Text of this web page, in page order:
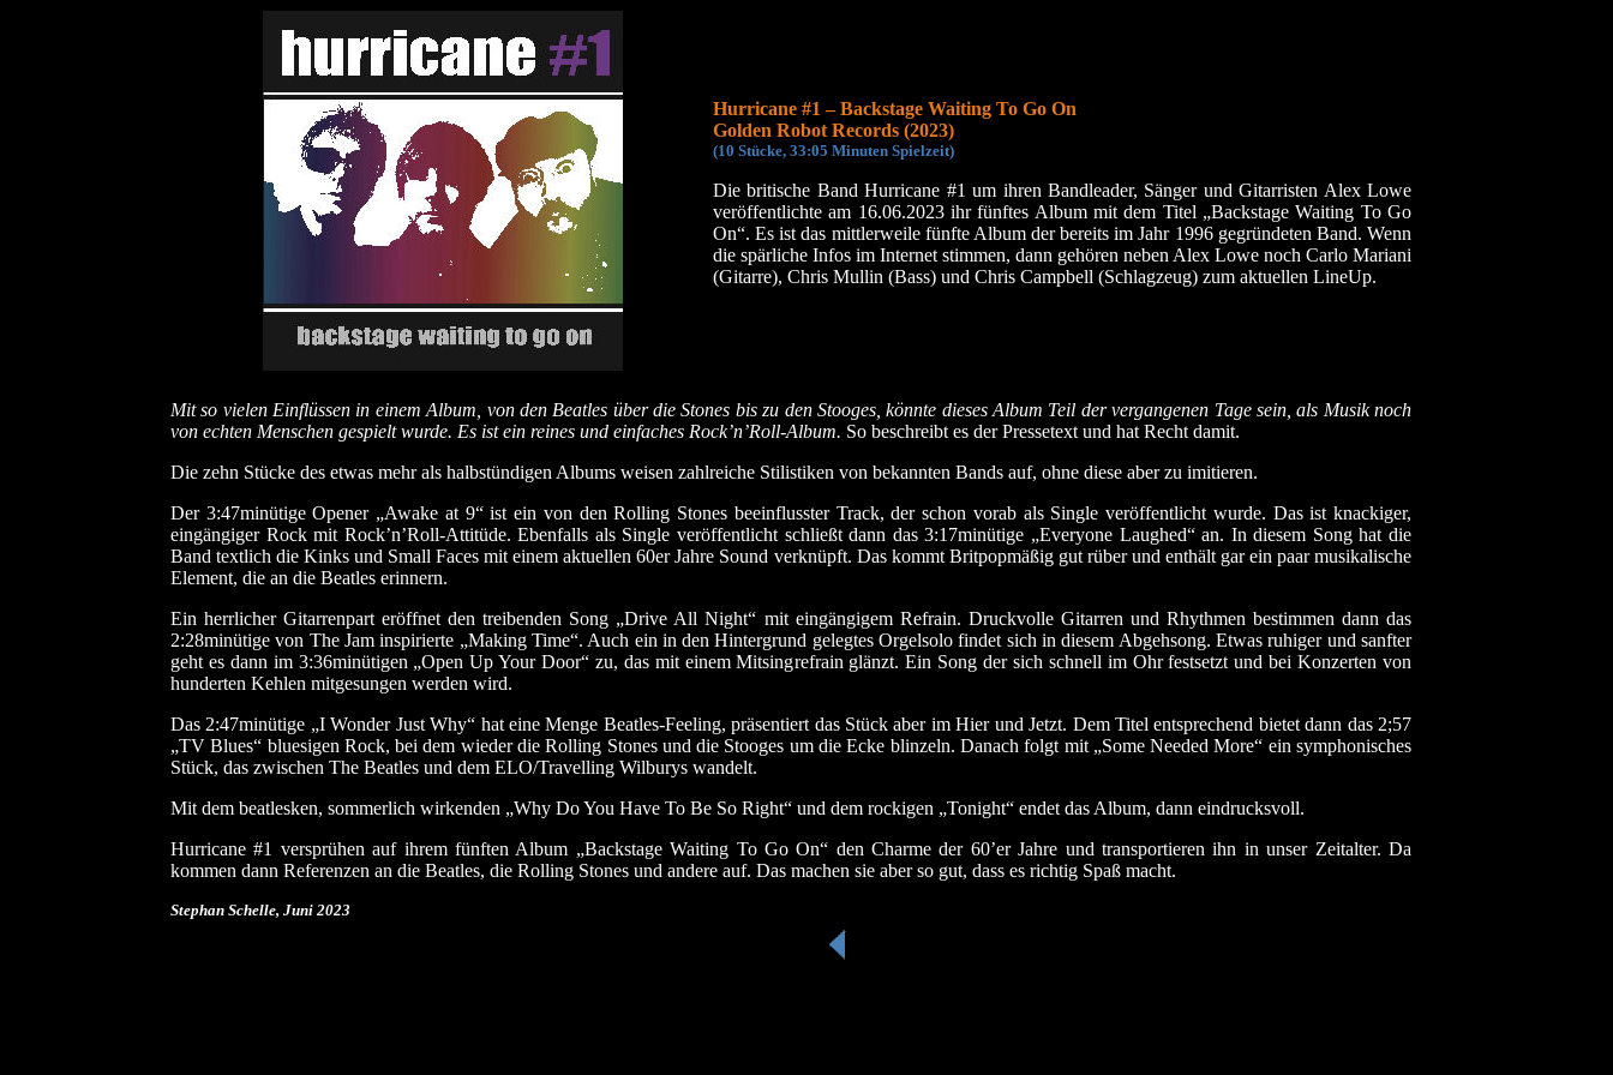
Hurricane #1 – Backstage Waiting To Go On
Golden Robot Records (2023)
(10 Stücke, 33:05 Minuten Spielzeit)
Die britische Band Hurricane #1 um ihren Bandleader, Sänger und Gitarristen Alex Lowe
veröffentlichte am 16.06.2023 ihr fünftes Album mit dem Titel „Backstage Waiting To Go
On“. Es ist das mittlerweile fünfte Album der bereits im Jahr 1996 gegründeten Band. Wenn
die spärliche Infos im Internet stimmen, dann gehören neben Alex Lowe noch Carlo Mariani
(Gitarre), Chris Mullin (Bass) und Chris Campbell (Schlagzeug) zum aktuellen LineUp.
Mit so vielen Einflüssen in einem Album, von den Beatles über die Stones bis zu den Stooges, könnte dieses Album Teil der vergangenen Tage sein, als Musik noch
von echten Menschen gespielt wurde. Es ist ein reines und einfaches Rock’n’Roll-Album. So beschreibt es der Pressetext und hat Recht damit.
Die zehn Stücke des etwas mehr als halbstündigen Albums weisen zahlreiche Stilistiken von bekannten Bands auf, ohne diese aber zu imitieren.
Der 3:47minütige Opener „Awake at 9“ ist ein von den Rolling Stones beeinflusster Track, der schon vorab als Single veröffentlicht wurde. Das ist knackiger,
eingängiger Rock mit Rock’n’Roll-Attitüde. Ebenfalls als Single veröffentlicht schließt dann das 3:17minütige „Everyone Laughed“ an. In diesem Song hat die
Band textlich die Kinks und Small Faces mit einem aktuellen 60er Jahre Sound verknüpft. Das kommt Britpopmäßig gut rüber und enthält gar ein paar musikalische
Element, die an die Beatles erinnern.
Ein herrlicher Gitarrenpart eröffnet den treibenden Song „Drive All Night“ mit eingängigem Refrain. Druckvolle Gitarren und Rhythmen bestimmen dann das
2:28minütige von The Jam inspirierte „Making Time“. Auch ein in den Hintergrund gelegtes Orgelsolo findet sich in diesem Abgehsong. Etwas ruhiger und sanfter
geht es dann im 3:36minütigen „Open Up Your Door“ zu, das mit einem Mitsingrefrain glänzt. Ein Song der sich schnell im Ohr festsetzt und bei Konzerten von
hunderten Kehlen mitgesungen werden wird.
Das 2:47minütige „I Wonder Just Why“ hat eine Menge Beatles-Feeling, präsentiert das Stück aber im Hier und Jetzt. Dem Titel entsprechend bietet dann das 2;57
„TV Blues“ bluesigen Rock, bei dem wieder die Rolling Stones und die Stooges um die Ecke blinzeln. Danach folgt mit „Some Needed More“ ein symphonisches
Stück, das zwischen The Beatles und dem ELO/Travelling Wilburys wandelt.
Mit dem beatlesken, sommerlich wirkenden „Why Do You Have To Be So Right“ und dem rockigen „Tonight“ endet das Album, dann eindrucksvoll.
Hurricane #1 versprühen auf ihrem fünften Album „Backstage Waiting To Go On“ den Charme der 60’er Jahre und transportieren ihn in unser Zeitalter. Da
kommen dann Referenzen an die Beatles, die Rolling Stones und andere auf. Das machen sie aber so gut, dass es richtig Spaß macht.
Stephan Schelle, Juni 2023